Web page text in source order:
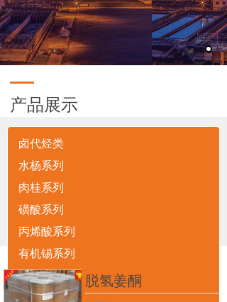
产品展示
卤代烃类
水杨系列
肉桂系列
磺酸系列
丙烯酸系列
有机锡系列
有机硅系列
有机胺系列
网站首页 水杨系列
脱氢姜酮